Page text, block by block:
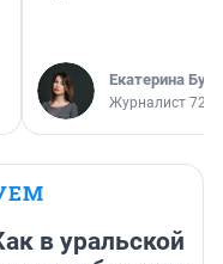
Екатерина
Журналист
в уральской